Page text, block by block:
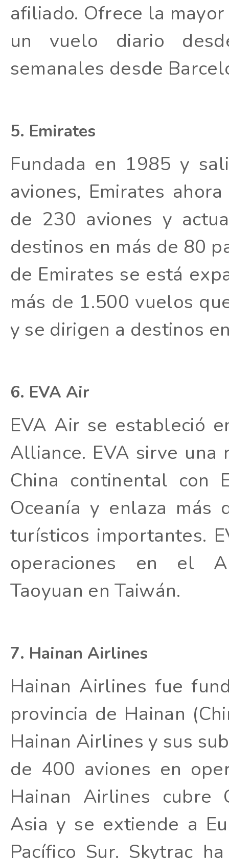
afiliado. Ofrece la
un vuelo diario
semanales desde
5. Emirates
Fundada en 1985 y
aviones, Emirates
de 230 aviones y
destinos en más de 80
de Emirates se está
más de 1.500 vuelos
y se dirigen a destinos
6. EVA Air
EVA Air se estableció
Alliance. EVA sirve
China continental con
Oceanía y enlaza más
turísticos importantes.
operaciones en el
Taoyuan en Taiwán.
7. Hainan Airlines
Hainan Airlines fue
provincia de Hainan
Hainan Airlines y sus
de 400 aviones en
Hainan Airlines cubre
Asia y se extiende a
Pacífico Sur. Skytrac